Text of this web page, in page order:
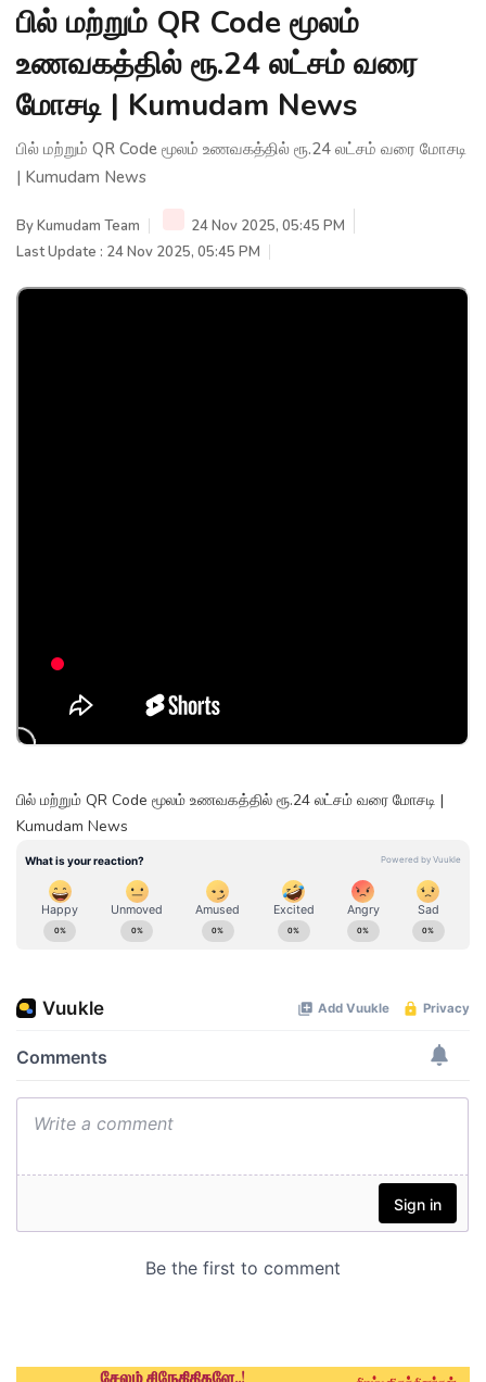
பில் மற்றும் QR Code மூலம்
உணவகத்தில் ரூ.24 லட்சம் வரை
மோசடி | Kumudam News
பில் மற்றும் QR Code மூலம் உணவகத்தில் ரூ.24 லட்சம் வரை மோசடி
| Kumudam News
ByKumudam Team
24 Nov 2025, 05:45 PM
Last Update : 24 Nov 2025, 05:45 PM
பில் மற்றும் QR Code மூலம் உணவகத்தில் ரூ.24 லட்சம் வரை மோசடி |
Kumudam News